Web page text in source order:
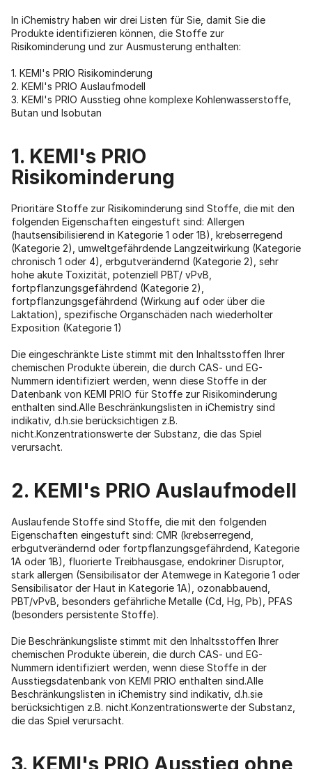
In iChemistry haben wir drei Listen für Sie, damit Sie die
Produkte identifizieren können, die Stoffe zur
Risikominderung und zur Ausmusterung enthalten:
1. KEMI's PRIO Risikominderung
2. KEMI's PRIO Auslaufmodell
3. KEMI's PRIO Ausstieg ohne komplexe Kohlenwasserstoffe,
Butan und Isobutan
1. KEMI's PRIO
Risikominderung
Prioritäre Stoffe zur Risikominderung sind Stoffe, die mit den
folgenden Eigenschaften eingestuft sind: Allergen
(hautsensibilisierend in Kategorie 1 oder 1B), krebserregend
(Kategorie 2), umweltgefährdende Langzeitwirkung (Kategorie
chronisch 1 oder 4), erbgutverändernd (Kategorie 2), sehr
hohe akute Toxizität, potenziell PBT/ vPvB,
fortpflanzungsgefährdend (Kategorie 2),
fortpflanzungsgefährdend (Wirkung auf oder über die
Laktation), spezifische Organschäden nach wiederholter
Exposition (Kategorie 1)
Die eingeschränkte Liste stimmt mit den Inhaltsstoffen Ihrer
chemischen Produkte überein, die durch CAS- und EG-
Nummern identifiziert werden, wenn diese Stoffe in der
Datenbank von KEMI PRIO für Stoffe zur Risikominderung
enthalten sind.Alle Beschränkungslisten in iChemistry sind
indikativ, d.h.sie berücksichtigen z.B.
nicht.Konzentrationswerte der Substanz, die das Spiel
verursacht.
2. KEMI's PRIO Auslaufmodell
Auslaufende Stoffe sind Stoffe, die mit den folgenden
Eigenschaften eingestuft sind: CMR (krebserregend,
erbgutverändernd oder fortpflanzungsgefährdend, Kategorie
1A oder 1B), fluorierte Treibhausgase, endokriner Disruptor,
stark allergen (Sensibilisator der Atemwege in Kategorie 1 oder
Sensibilisator der Haut in Kategorie 1A), ozonabbauend,
PBT/vPvB, besonders gefährliche Metalle (Cd, Hg, Pb), PFAS
(besonders persistente Stoffe).
Die Beschränkungsliste stimmt mit den Inhaltsstoffen Ihrer
chemischen Produkte überein, die durch CAS- und EG-
Nummern identifiziert werden, wenn diese Stoffe in der
Ausstiegsdatenbank von KEMI PRIO enthalten sind.Alle
Beschränkungslisten in iChemistry sind indikativ, d.h.sie
berücksichtigen z.B. nicht.Konzentrationswerte der Substanz,
die das Spiel verursacht.
3. KEMI's PRIO Ausstieg ohne